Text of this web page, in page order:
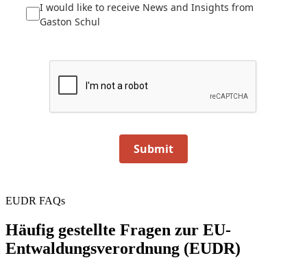
I would like to receive News and Insights from
Gaston Schul
Submit
EUDR FAQs
Häufig gestellte Fragen zur EU-
Entwaldungsverordnung (EUDR)